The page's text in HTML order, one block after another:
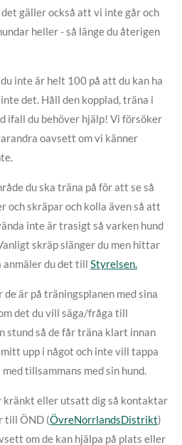
gäller också att vi inte går och
heller - så länge du återigen
inte är helt 100 på att du kan ha
det. Håll den kopplad, träna i
ifall du behöver hjälp! Vi försöker
oavsett om vi känner
du ska träna på för att se så
och skräpar och kolla även så att
inte är trasigt så varken hund
skräp slänger du men hittar
anmäler du det till Styrelsen.
är på träningsplanen med sina
det du vill säga/fråga till
stund så de får träna klart innan
upp i något och inte vill tappa
tillsammans med sin hund.
kränkt eller utsatt dig så kontaktar
till ÖND (ÖvreNorrlandsDistrikt)
om de kan hjälpa på plats eller